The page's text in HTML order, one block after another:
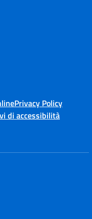
Privacy Policy
di accessibilità